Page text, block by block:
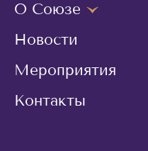
О Союзе
Новости
Мероприятия
Контакты